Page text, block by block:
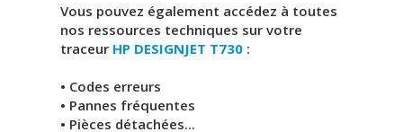
Vous pouvez également accédez à toutes
nos ressources techniques sur votre
traceur HP DESIGNJET T730 :
• Codes erreurs
• Pannes fréquentes
• Pièces détachées...